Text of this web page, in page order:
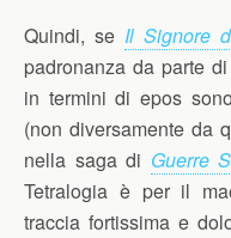
Quindi, se Il Signore
padronanza da parte
in termini di epos
(non diversamente da
nella saga di Guerre
Tetralogia è per il
traccia fortissima e